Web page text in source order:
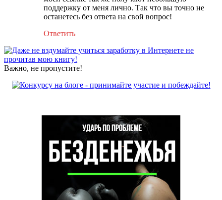
поддержку от меня лично. Так что вы точно не
останетесь без ответа на свой вопрос!
Ответить
Важно, не пропустите!